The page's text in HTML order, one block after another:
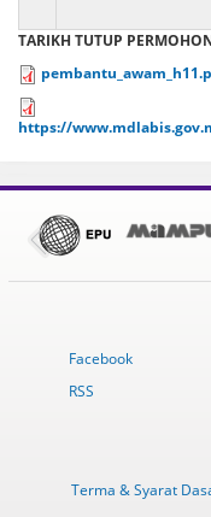
TARIKH TUTUP
https://
Facebook
RSS
Terma & Syarat